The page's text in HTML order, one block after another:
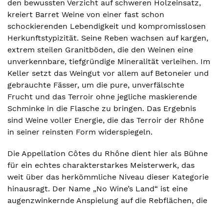
den bewussten Verzicht auf schweren Holzeinsatz,
kreiert Barret Weine von einer fast schon
schockierenden Lebendigkeit und kompromisslosen
Herkunftstypizität. Seine Reben wachsen auf kargen,
extrem steilen Granitböden, die den Weinen eine
unverkennbare, tiefgründige Mineralität verleihen. Im
Keller setzt das Weingut vor allem auf Betoneier und
gebrauchte Fässer, um die pure, unverfälschte
Frucht und das Terroir ohne jegliche maskierende
Schminke in die Flasche zu bringen. Das Ergebnis
sind Weine voller Energie, die das Terroir der Rhône
in seiner reinsten Form widerspiegeln.
Die Appellation Côtes du Rhône dient hier als Bühne
für ein echtes charakterstarkes Meisterwerk, das
weit über das herkömmliche Niveau dieser Kategorie
hinausragt. Der Name „No Wine’s Land“ ist eine
augenzwinkernde Anspielung auf die Rebflächen, die